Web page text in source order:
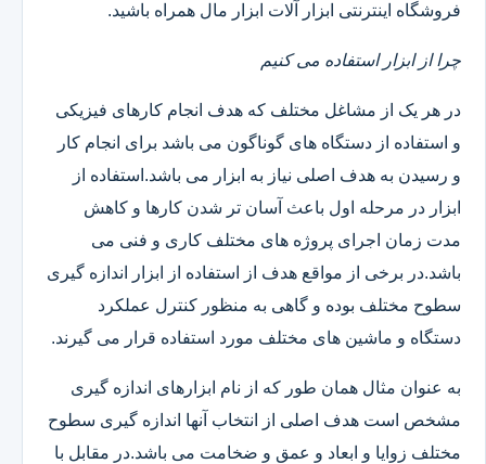
فروشگاه اینترنتی ابزار آلات ابزار مال همراه باشید.
چرا از ابزار استفاده می کنیم
در هر یک از مشاغل مختلف که هدف انجام کارهای فیزیکی
و استفاده از دستگاه های گوناگون می باشد برای انجام کار
و رسیدن به هدف اصلی نیاز به ابزار می باشد.استفاده از
ابزار در مرحله اول باعث آسان تر شدن کارها و کاهش
مدت زمان اجرای پروژه های مختلف کاری و فنی می
باشد.در برخی از مواقع هدف از استفاده از ابزار اندازه گیری
سطوح مختلف بوده و گاهی به منظور کنترل عملکرد
دستگاه و ماشین های مختلف مورد استفاده قرار می گیرند.
به عنوان مثال همان طور که از نام ابزارهای اندازه گیری
مشخص است هدف اصلی از انتخاب آنها اندازه گیری سطوح
مختلف زوایا و ابعاد و عمق و ضخامت می باشد.در مقابل با